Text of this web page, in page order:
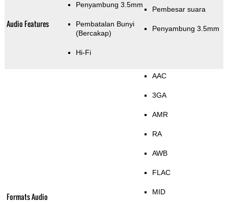
Audio Features
Penyambung 3.5mm
Pembatalan Bunyi
(Bercakap)
Hi-Fi
Pembesar suara
Penyambung 3.5mm
Formats Audio
AAC
3GA
AMR
RA
AWB
FLAC
MID